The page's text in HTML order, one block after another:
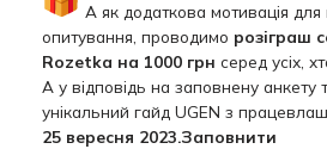
А як додаткова мотивація
опитування, проводимо розіграш
Rozetka на 1000 грн серед усіх,
А у відповідь на заповнену анкету
унікальний гайд UGEN з
25 вересня 2023.Заповнити